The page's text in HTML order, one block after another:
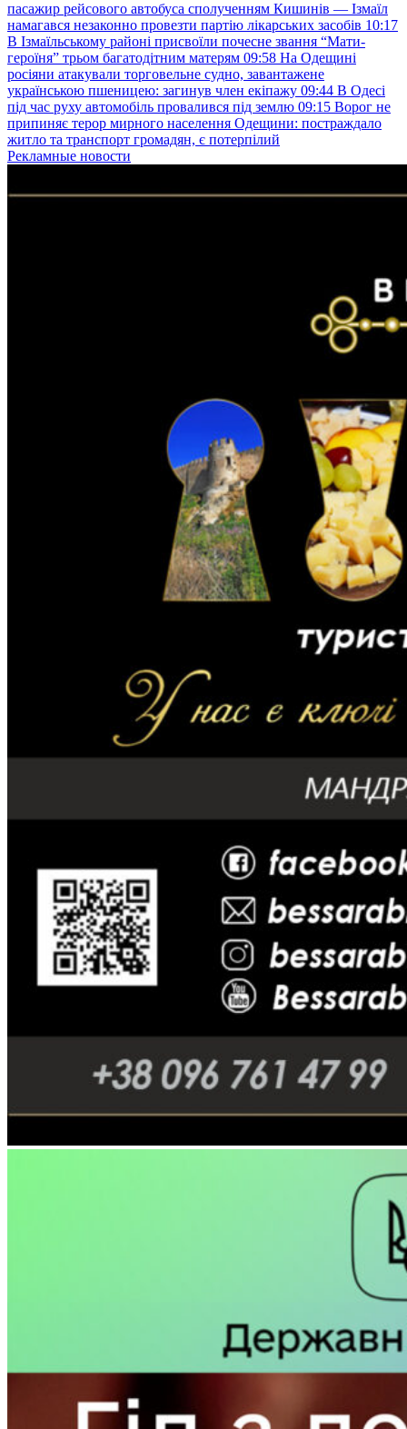
пасажир рейсового автобуса сполученням Кишинів — Ізмаїл
намагався незаконно провезти партію лікарських засобів 10:17
В Ізмаїльському районі присвоїли почесне звання “Мати-
героїня” трьом багатодітним матерям 09:58 На Одещині
росіяни атакували торговельне судно, завантажене
українською пшеницею: загинув член екіпажу 09:44 В Одесі
під час руху автомобіль провалився під землю 09:15 Ворог не
припиняє терор мирного населення Одещини: постраждало
житло та транспорт громадян, є потерпілий
Рекламные новости